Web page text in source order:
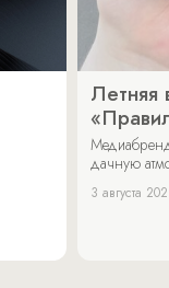
Летняя
дачную
3 августа